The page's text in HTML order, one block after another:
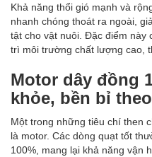
Khả năng thổi gió mạnh và
nhanh chóng thoát ra ngoài,
tật cho vật nuôi. Đặc điểm này
trì môi trường chất lượng cao,
Motor dây đồng
khỏe, bền bỉ
Một trong những tiêu chí then
là motor. Các dòng quạt tốt
100%, mang lại khả năng vận